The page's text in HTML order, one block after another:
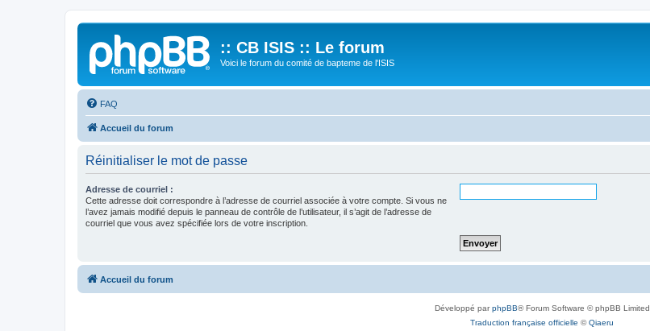
:: CB ISIS :: Le forum
Voici le forum du comité de bapteme de l'ISIS
FAQ
Accueil du forum
Réinitialiser le mot de passe
Adresse de courriel :
Cette adresse doit correspondre à l’adresse de courriel associée à votre compte. Si vous ne
l’avez jamais modifié depuis le panneau de contrôle de l’utilisateur, il s’agit de l’adresse de
courriel que vous avez spécifiée lors de votre inscription.
Accueil du forum
Développé parphpBB® Forum Software © phpBB Limited
Traduction française officielle ©Qiaeru